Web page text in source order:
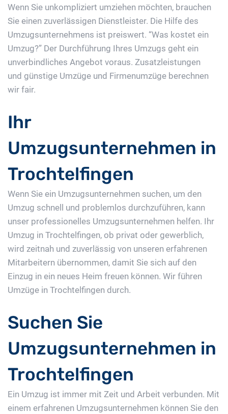
Wenn Sie unkompliziert umziehen möchten, brauchen
Sie einen zuverlässigen Dienstleister. Die Hilfe des
Umzugsunternehmens ist preiswert. “Was kostet ein
Umzug?” Der Durchführung Ihres Umzugs geht ein
unverbindliches Angebot voraus. Zusatzleistungen
und günstige Umzüge und Firmenumzüge berechnen
wir fair.
Ihr
Umzugsunternehmen in
Trochtelfingen
Wenn Sie ein Umzugsunternehmen suchen, um den
Umzug schnell und problemlos durchzuführen, kann
unser professionelles Umzugsunternehmen helfen. Ihr
Umzug in Trochtelfingen, ob privat oder gewerblich,
wird zeitnah und zuverlässig von unseren erfahrenen
Mitarbeitern übernommen, damit Sie sich auf den
Einzug in ein neues Heim freuen können. Wir führen
Umzüge in Trochtelfingen durch.
Suchen Sie
Umzugsunternehmen in
Trochtelfingen
Ein Umzug ist immer mit Zeit und Arbeit verbunden. Mit
einem erfahrenen Umzugsunternehmen können Sie den